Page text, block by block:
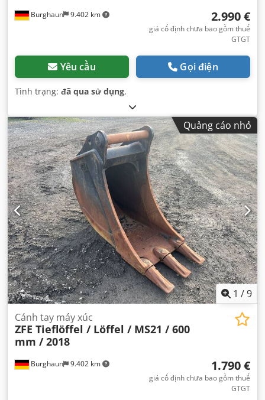
Burghaun 9.402 km 2.990 €
giá cố định chưa bao gồm thuế
GTGT
Yêu cầu Gọi điện
Tình trạng: đã qua sử dụng,
Quảng cáo nhỏ
1 /9
Burghaun 9.402 km
Cánh tay máy xúc
ZFE Tieflöffel / Löffel / MS21 / 600
mm / 2018
1.790 €
giá cố định chưa bao gồm thuế
GTGT